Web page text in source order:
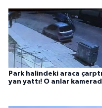
Park halindeki araca
yan yattı! O anlar